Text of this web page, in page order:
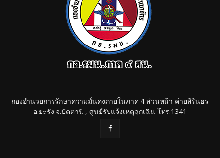
กองอำนวยการรักษาความมั่นคงภายในภาค 4 ส่วนหน้า ค่ายสิรินธร
อ.ยะรัง จ.ปัตตานี , ศูนย์รับแจ้งเหตุฉุกเฉิน โทร.1341